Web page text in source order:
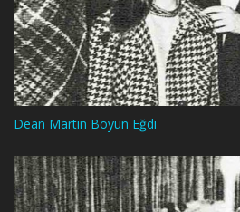
Dean Martin Boyun Eğdi